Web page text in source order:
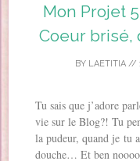
Mon Projet
Coeur brisé,
BY LAETITIA//
Tu sais que j’adore
vie sur le Blog?! Tu
la pudeur, quand je tu
douche… Et ben